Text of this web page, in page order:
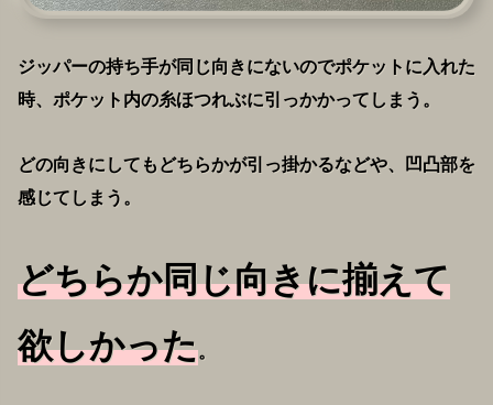
ジッパーの持ち手が同じ向きにないのでポケットに入れた
時、ポケット内の糸ほつれぶに引っかかってしまう。
どの向きにしてもどちらかが引っ掛かるなどや、凹凸部を
感じてしまう。
どちらか同じ向きに揃えて
欲しかった。